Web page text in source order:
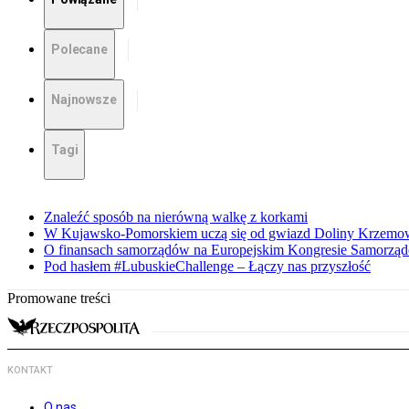
Polecane
Najnowsze
Tagi
Znaleźć sposób na nierówną walkę z korkami
W Kujawsko-Pomorskiem uczą się od gwiazd Doliny
O finansach samorządów na Europejskim Kongresie
Pod hasłem #LubuskieChallenge – Łączy nas przyszłość
Promowane treści
KONTAKT